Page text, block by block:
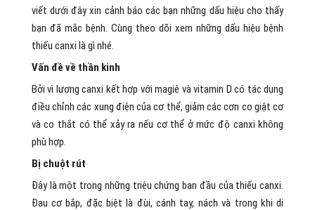
viết dưới đây xin cảnh báo các bạn những dấu hiệu cho thấy
bạn đã mắc bệnh. Cùng theo dõi xem những dấu hiệu bệnh
thiếu canxi là gì nhé.
Vấn đề về thần kinh
Bởi vì lượng canxi kết hợp với magiê và vitamin D có tác dụng
điều chỉnh các xung điện của cơ thể, giảm các cơn co giật cơ
và co thắt có thể xảy ra nếu cơ thể ở mức độ canxi không
phù hợp.
Bị chuột rút
Đây là một trong những triệu chứng ban đầu của thiếu canxi.
Đau cơ bắp, đặc biệt là đùi, cánh tay, nách và trong khi di